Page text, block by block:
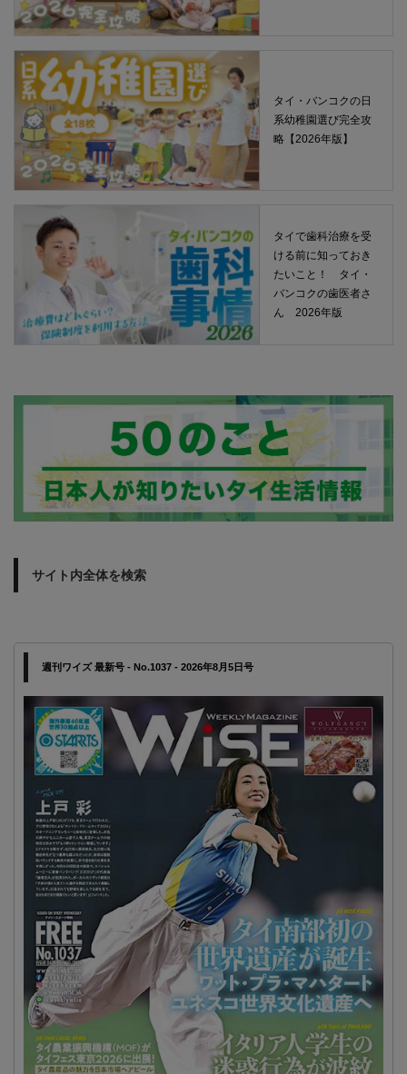
タイ・バンコクの日
系幼稚園選び完全攻
略【2026年版】
タイで歯科治療を受
ける前に知っておき
たいこと！ タイ・
バンコクの歯医者さ
ん 2026年版
サイト内全体を検索
週刊ワイズ 最新号 - No.1037 - 2026年8月5日号